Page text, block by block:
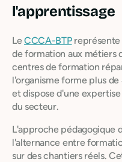
l'apprentissage
LeCCCA-BTPreprésente
de formation aux métiers
centres de formation
l'organisme forme plus
et dispose d'une
du secteur.
L'approche pédagogique
l'alternance entre
sur des chantiers réels.